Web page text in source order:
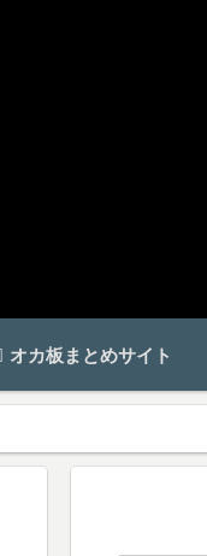
オカ板まとめサイト